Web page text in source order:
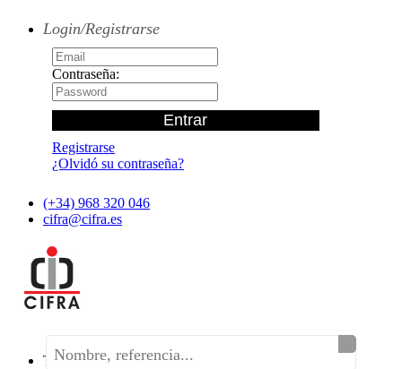
Login/Registrarse
Contraseña:
Registrarse
¿Olvidó su contraseña?
(+34) 968 320 046
cifra@cifra.es
Teléfono:(+34) 968 320 046